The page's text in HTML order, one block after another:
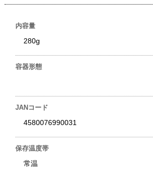
内容量
280g
容器形態
JANコード
4580076990031
保存温度帯
常温